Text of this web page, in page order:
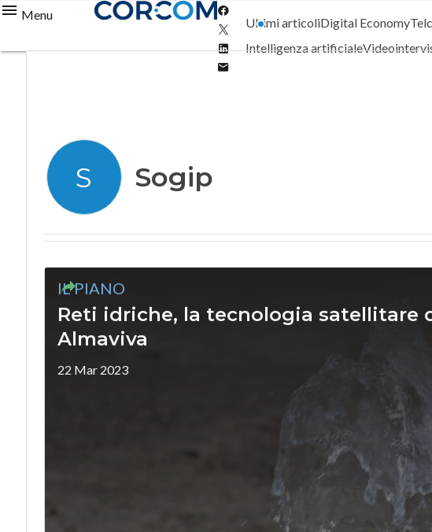
Menu
Twitter
Linkedin
Ultimi articoliDigital Economy
Intelligenza artificiale
S Sogip
IL PIANO
Reti idriche, la tecnologia satellitare
Almaviva
22 Mar 2023